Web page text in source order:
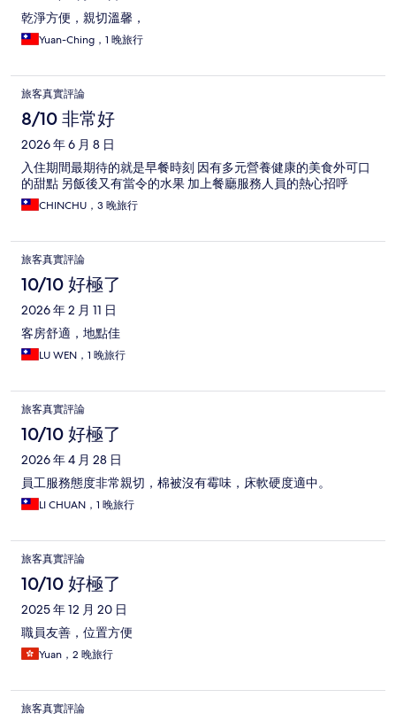
乾淨方便，親切溫馨，
Yuan-Ching，1 晚旅行
旅客真實評論
8/10 非常好
2026 年 6 月 8 日
入住期間最期待的就是早餐時刻 因有多元營養健康的美食外可口
的甜點 另飯後又有當令的水果 加上餐廳服務人員的熱心招呼
CHINCHU，3 晚旅行
旅客真實評論
10/10 好極了
2026 年 2 月 11 日
客房舒適，地點佳
LU WEN，1 晚旅行
旅客真實評論
10/10 好極了
2026 年 4 月 28 日
員工服務態度非常親切，棉被沒有霉味，床軟硬度適中。
LI CHUAN，1 晚旅行
旅客真實評論
10/10 好極了
2025 年 12 月 20 日
職員友善，位置方便
Yuan，2 晚旅行
旅客真實評論